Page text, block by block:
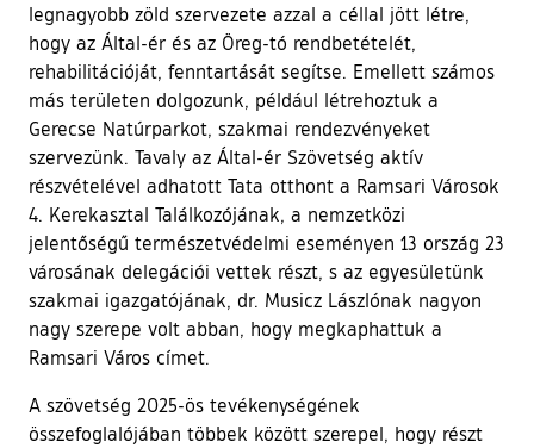
legnagyobb zöld szervezete azzal a céllal jött létre,
hogy az Által-ér és az Öreg-tó rendbetételét,
rehabilitációját, fenntartását segítse. Emellett számos
más területen dolgozunk, például létrehoztuk a
Gerecse Natúrparkot, szakmai rendezvényeket
szervezünk. Tavaly az Által-ér Szövetség aktív
részvételével adhatott Tata otthont a Ramsari Városok
4. Kerekasztal Találkozójának, a nemzetközi
jelentőségű természetvédelmi eseményen 13 ország 23
városának delegációi vettek részt, s az egyesületünk
szakmai igazgatójának, dr. Musicz Lászlónak nagyon
nagy szerepe volt abban, hogy megkaphattuk a
Ramsari Város címet.
A szövetség 2025-ös tevékenységének
összefoglalójában többek között szerepel, hogy részt